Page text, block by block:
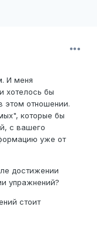
И меня
хотелось бы
этом отношении.
которые бы
с вашего
уже от
достижении
упражнений?
стоит